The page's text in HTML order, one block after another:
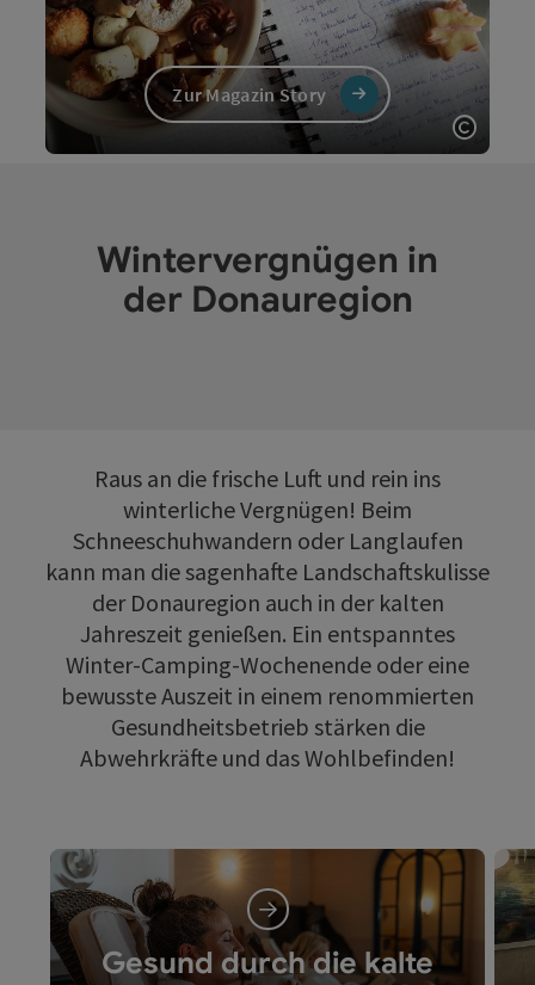
Zur Magazin Story
Wintervergnügen in
der Donauregion
Raus an die frische Luft und rein ins
winterliche Vergnügen! Beim
Schneeschuhwandern oder Langlaufen
kann man die sagenhafte Landschaftskulisse
der Donauregion auch in der kalten
Jahreszeit genießen. Ein entspanntes
Winter-Camping-Wochenende oder eine
bewusste Auszeit in einem renommierten
Gesundheitsbetrieb stärken die
Abwehrkräfte und das Wohlbefinden!
Gesund durch die kalte